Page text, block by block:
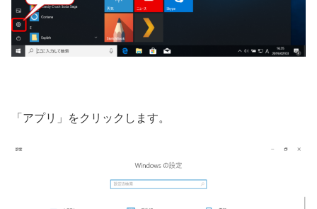
「アプリ」をクリックします。